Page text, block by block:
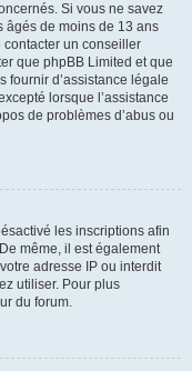
Si vous ne savez
âgés de moins de 13 ans
contacter un conseiller
que phpBB Limited et que
fournir d’assistance légale
lorsque l’assistance
de problèmes d’abus ou
les inscriptions afin
même, il est également
adresse IP ou interdit
utiliser. Pour plus
du forum.